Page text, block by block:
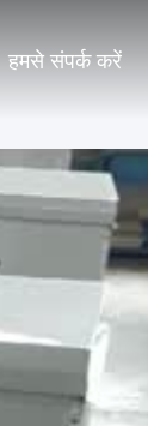
हमसे संपर्क करें